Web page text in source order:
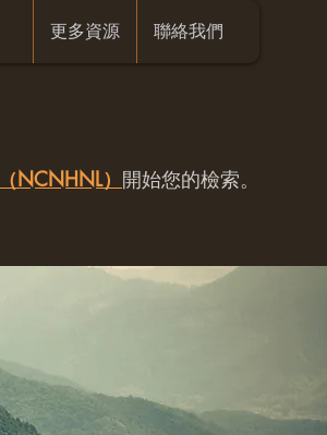
更多資源 聯絡我們
NCNHNL） 開始您的檢索。